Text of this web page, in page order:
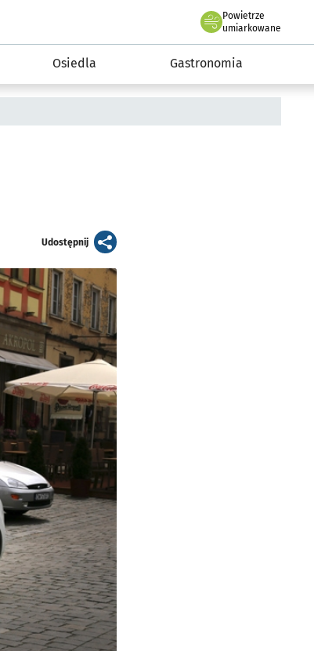
Powietrze
we Wrocławiu
umiarkowane
Osiedla Gastronomia
Udostępnijartykuł